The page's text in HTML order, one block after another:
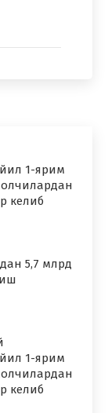
1-ярим
келиб
5,7 млрд
1-ярим
келиб